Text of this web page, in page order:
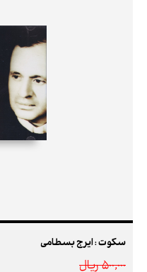
سکوت : ایرج بسطامی
500,000 ريال